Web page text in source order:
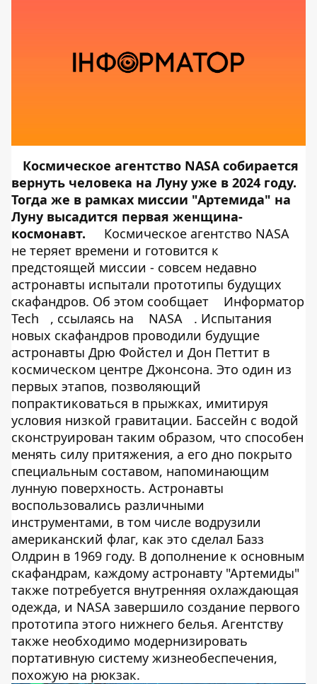
Космическое агентство NASA собирается
вернуть человека на Луну уже в 2024 году.
Тогда же в рамках миссии "Артемида" на
Луну высадится первая женщина-
космонавт.
Космическое агентство NASA
не теряет времени и готовится к
предстоящей миссии - совсем недавно
астронавты испытали прототипы будущих
скафандров. Об этом сообщает
Информатор
Tech
, ссылаясь на NASA
. Испытания
новых скафандров проводили будущие
астронавты Дрю Фойстел и Дон Петтит в
космическом центре Джонсона. Это один из
первых этапов, позволяющий
попрактиковаться в прыжках, имитируя
условия низкой гравитации. Бассейн с водой
сконструирован таким образом, что способен
менять силу притяжения, а его дно покрыто
специальным составом, напоминающим
лунную поверхность. Астронавты
воспользовались различными
инструментами, в том числе водрузили
американский флаг, как это сделал Базз
Олдрин в 1969 году. В дополнение к основным
скафандрам, каждому астронавту "Артемиды"
также потребуется внутренняя охлаждающая
одежда, и NASA завершило создание первого
прототипа этого нижнего белья. Агентству
также необходимо модернизировать
портативную систему жизнеобеспечения,
похожую на рюкзак.